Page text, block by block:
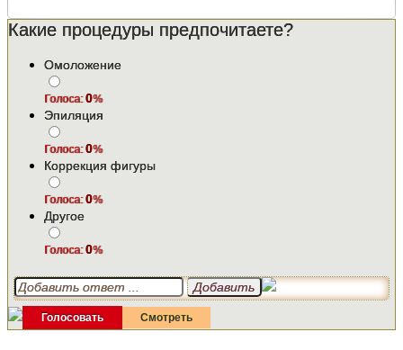
Какие процедуры предпочитаете?
Омоложение
Голоса:0%
Эпиляция
Голоса:0%
Коррекция фигуры
Голоса:0%
Другое
Голоса:0%